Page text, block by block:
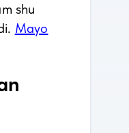
shu
Mayo